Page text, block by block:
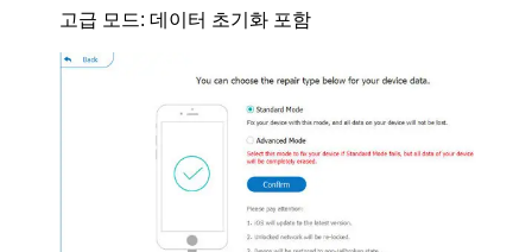
고급 모드: 데이터 초기화 포함